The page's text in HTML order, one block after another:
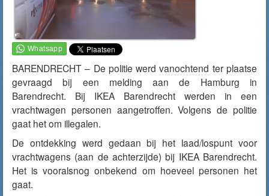
BARENDRECHT – De politie werdvanochtend ter plaatse
gevraagd bij een melding aan de Hamburg in
Barendrecht. Bij IKEA Barendrecht werden in een
vrachtwagen personen aangetroffen. Volgens de politie
gaat het om illegalen.
De ontdekking werd gedaan bij het laad/lospunt voor
vrachtwagens (aan de achterzijde) bij IKEA Barendrecht.
Het is vooralsnog onbekend om hoeveel personen het
gaat.